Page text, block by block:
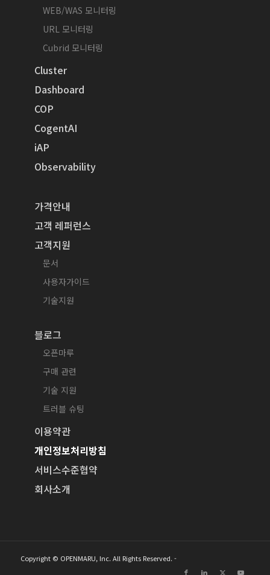
WEB/WAS 모니터링
URL 모니터링
Cubrid 모니터링
Cluster
Dashboard
COP
CogentAI
iAP
Observability
가격안내
고객 레퍼런스
고객지원
문서
사용자가이드
기술지원
블로그
오픈마루
구매 관련
기술 지원
트러블 슈팅
이용약관
개인정보처리방침
서비스수준협약
회사소개
Copyright © OPENMARU, Inc. All Rights Reserved. -